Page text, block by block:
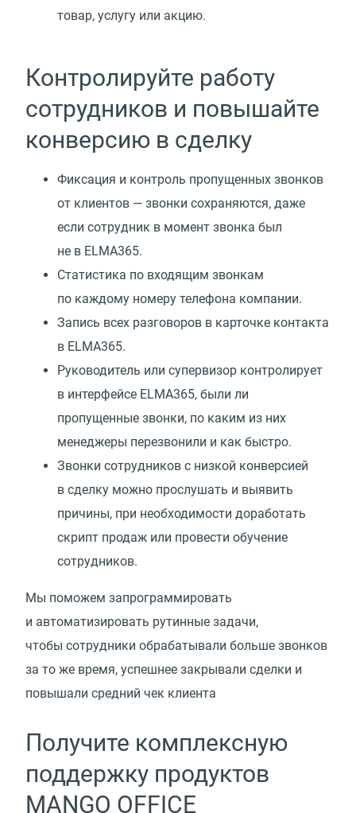
товар, услугу или акцию.
Контролируйте работу
сотрудников и повышайте
конверсию в сделку
Фиксация и контроль пропущенных звонков
от клиентов — звонки сохраняются, даже
если сотрудник в момент звонка был
не в ELMA365.
Статистика по входящим звонкам
по каждому номеру телефона компании.
Запись всех разговоров в карточке контакта
в ELMA365.
Руководитель или супервизор контролирует
в интерфейсе ELMA365, были ли
пропущенные звонки, по каким из них
менеджеры перезвонили и как быстро.
Звонки сотрудников с низкой конверсией
в сделку можно прослушать и выявить
причины, при необходимости доработать
скрипт продаж или провести обучение
сотрудников.
Мы поможем запрограммировать
и автоматизировать рутинные задачи,
чтобы сотрудники обрабатывали больше звонков
за то же время, успешнее закрывали сделки и
повышали средний чек клиента
Получите комплексную
поддержку продуктов
MANGO OFFICE